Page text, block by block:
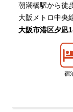
朝潮橋駅から徒
大阪メトロ中央
大阪市港区夕凪
宿